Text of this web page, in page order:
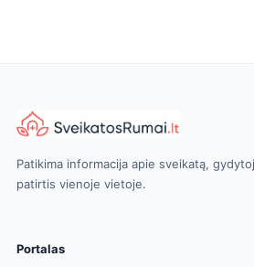
Patikima informacija apie sveikatą,
patirtis vienoje vietoje.
Portalas